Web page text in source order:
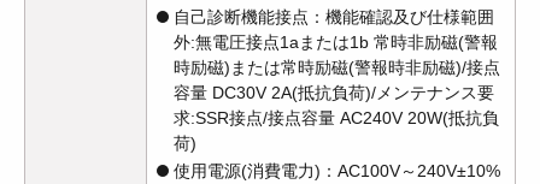
自己診断機能接点：機能確認及び仕様範囲
外:無電圧接点1aまたは1b 常時非励磁(警報
時励磁)または常時励磁(警報時非励磁)/接点
容量 DC30V 2A(抵抗負荷)/メンテナンス要
求:SSR接点/接点容量 AC240V 20W(抵抗負
荷)
使用電源(消費電力)：AC100V～240V±10%